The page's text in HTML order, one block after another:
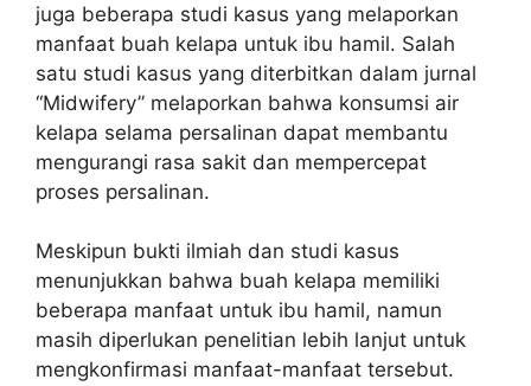
juga beberapa studi kasus yang melaporkan
manfaat buah kelapa untuk ibu hamil. Salah
satu studi kasus yang diterbitkan dalam jurnal
“Midwifery” melaporkan bahwa konsumsi air
kelapa selama persalinan dapat membantu
mengurangi rasa sakit dan mempercepat
proses persalinan.
Meskipun bukti ilmiah dan studi kasus
menunjukkan bahwa buah kelapa memiliki
beberapa manfaat untuk ibu hamil, namun
masih diperlukan penelitian lebih lanjut untuk
mengkonfirmasi manfaat-manfaat tersebut.